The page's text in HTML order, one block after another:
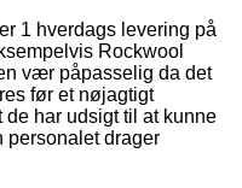
1 hverdags levering på
Rockwool
vær påpasselig da det
før et nøjagtigt
har udsigt til at kunne
personalet drager